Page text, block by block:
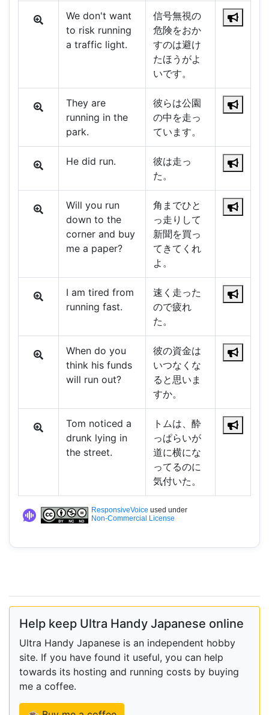
We don't want
to risk running
a traffic light.
信号無視の
危険をおか
すのは避け
たほうがよ
いです。
They are
running in the
park.
彼らは公園
の中を走っ
ています。
He did run.
彼は走っ
た。
Will you run
down to the
corner and buy
me a paper?
角までひと
っ走りして
新聞を買っ
てきてくれ
よ。
I am tired from
running fast.
速く走った
ので疲れ
た。
When do you
think his funds
will run out?
彼の資金は
いつなくな
ると思いま
すか。
Tom noticed a
drunk lying in
the street.
トムは、酔
っぱらいが
道に横にな
ってるのに
気付いた。
ResponsiveVoice used under
Non-Commercial License
Help keep Ultra Handy Japanese online
Ultra Handy Japanese is an independent hobby
site. If you have found it useful, you can help
towards its hosting and running costs by buying
me a coffee.